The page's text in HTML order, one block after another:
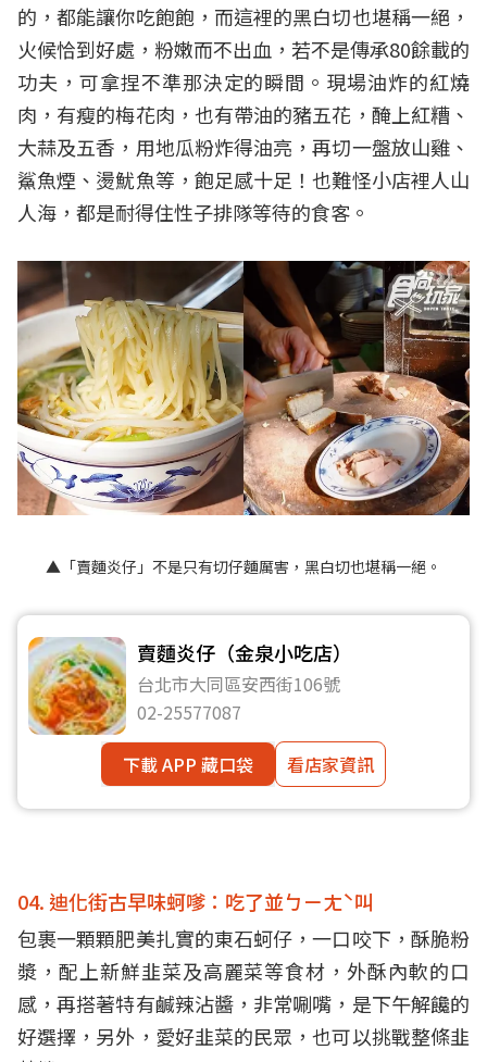
的，都能讓你吃飽飽，而這裡的黑白切也堪稱一絕，
火候恰到好處，粉嫩而不出血，若不是傳承80餘載的
功夫，可拿捏不準那決定的瞬間。現場油炸的紅燒
肉，有瘦的梅花肉，也有帶油的豬五花，醃上紅糟、
大蒜及五香，用地瓜粉炸得油亮，再切一盤放山雞、
鯊魚煙、燙魷魚等，飽足感十足！也難怪小店裡人山
人海，都是耐得住性子排隊等待的食客。
▲「賣麵炎仔」不是只有切仔麵厲害，黑白切也堪稱一絕。
賣麵炎仔（金泉小吃店）
台北市大同區安西街106號
02-25577087
下載 APP 藏口袋
看店家資訊
04. 迪化街古早味蚵嗲：吃了並ㄅㄧㄤˋ叫
包裹一顆顆肥美扎實的東石蚵仔，一口咬下，酥脆粉
漿，配上新鮮韭菜及高麗菜等食材，外酥內軟的口
感，再搭著特有鹹辣沾醬，非常唰嘴，是下午解饞的
好選擇，另外，愛好韭菜的民眾，也可以挑戰整條韭